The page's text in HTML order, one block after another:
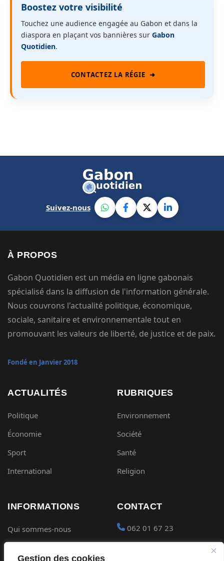
Gestion des cookies
Boostez votre visibilité
Touchez une audience engagée au Gabon et dans la
diaspora en plaçant vos bannières sur Gabon
Quotidien.
CONTACTEZ LA RÉGIE ➜
Suivez-nous
À PROPOS
Gabon Quotidien est un média en ligne gabonais
spécialisé dans la diffusion de l'information générale.
Nous couvrons l'actualité politique, économique,
sociale, sanitaire et environnementale tout en
promouvant les valeurs de liberté, de justice et de paix.
Fondé en Janvier 2018
ACTUALITÉS
Politique
Économie
Sport
International
RUBRIQUES
Environnement
Société
Santé
Religion
INFORMATIONS
Qui sommes-nous
CONTACT
062 01 67 23